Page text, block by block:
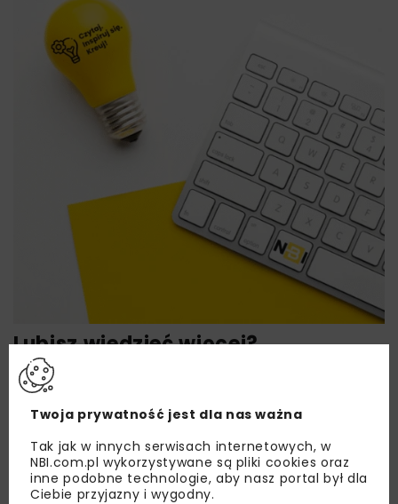
Lubisz wiedzieć więcej?
Zapisz się do newslettera aby otrzymywać od
nas najlepsze informacje branżowe,
zaproszenia na wydarzenia, atrakcyjne oferty i
dedykowane akcje specjalne.
Twoja prywatność jest dla nas ważna
Tak jak w innych serwisach internetowych, w
NBI.com.pl wykorzystywane są pliki cookies oraz
inne podobne technologie, aby nasz portal był dla
Ciebie przyjazny i wygodny.